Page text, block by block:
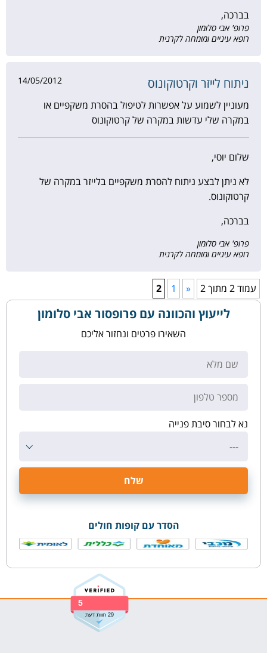
בברכה,
פרופ' אבי סלומון
רופא עיניים ומומחה לקרנית
ניתוח לייזר וקרטוקונוס 14/05/2012
מעוניין לשמוע על אפשרות לטיפול בהסרת משקפיים או
במקרה שלי עדשות במקרה של קרטוקונוס
שלום יוסי,
לא ניתן לבצע ניתוח להסרת משקפיים בלייזר במקרה של
קרטוקונוס.
בברכה,
פרופ' אבי סלומון
רופא עיניים ומומחה לקרנית
עמוד 2 מתוך 2 «
1
2
לייעוץ והכוונה עם פרופסור אבי סלומון
השאירו פרטים ונחזור אליכם
נא לבחור סיבת פנייה
---
הסדר עם קופות חולים
5
29 חוות דעת